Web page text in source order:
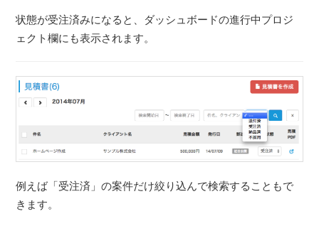
状態が受注済みになると、ダッシュボードの進行中プロジ
ェクト欄にも表示されます。
例えば「受注済」の案件だけ絞り込んで検索することもで
きます。